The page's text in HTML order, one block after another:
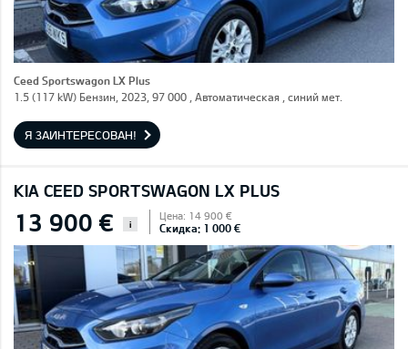
Ceed Sportswagon LX Plus
1.5 (117 kW) Бензин, 2023, 97 000 , Автоматическая , синий мет.
Я ЗАИНТЕРЕСОВАН!
KIA CEED SPORTSWAGON LX PLUS
13 900 € i
Цена: 14 900 €
Скидка: 1 000 €